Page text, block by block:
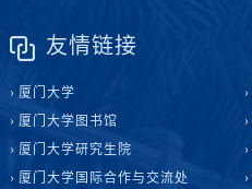
友情链接
厦门大学
厦门大学图书馆
厦门大学研究生院
厦门大学国际合作与交流处